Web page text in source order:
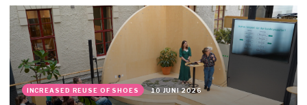
INCREASED REUSE OF SHOES 10 JUNI 2026